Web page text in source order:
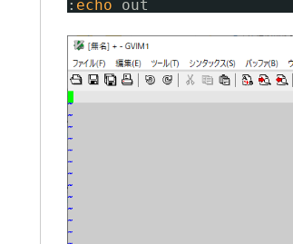
: echo out